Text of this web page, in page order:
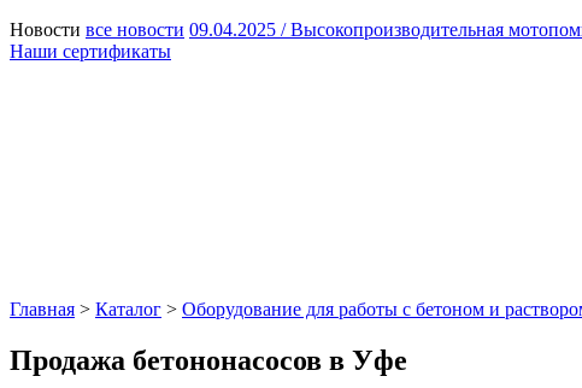
Новости все новости 09.04.2025 /Высокопроизводительная
Наши сертификаты
Главная > Каталог > Оборудование для работы с бетоном и
Продажа бетононасосов в Уфе